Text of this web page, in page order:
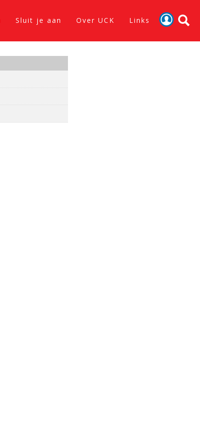
Sluit je aan Over UCK Links